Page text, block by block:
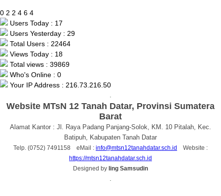
0 2 2 4 6 4
Users Today : 17
Users Yesterday : 29
Total Users : 22464
Views Today : 18
Total views : 39869
Who's Online : 0
Your IP Address : 216.73.216.50
Website MTsN 12 Tanah Datar, Provinsi Sumatera
Barat
Alamat Kantor : Jl. Raya Padang Panjang-Solok, KM. 10 Pitalah, Kec.
Batipuh, Kabupaten Tanah Datar
Telp. (0752) 7491158 eMail : info@mtsn12tanahdatar.sch.id
Website :
https://mtsn12tanahdatar.sch.id
Designed by Iing Samsudin